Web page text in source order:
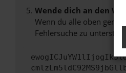
Wende dich an den
Wenn du alle oben
Fehlersuche zu